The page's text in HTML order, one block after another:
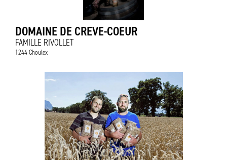
DOMAINE DE CREVE-COEUR
FAMILLE RIVOLLET
1244 Choulex